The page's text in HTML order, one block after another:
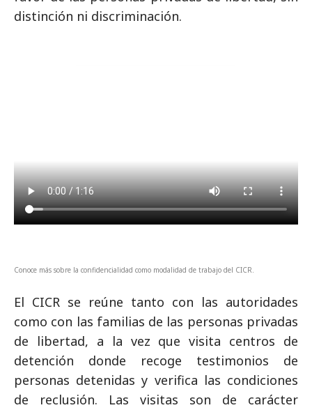
distinción ni discriminación.
Conoce más sobre la confidencialidad como modalidad de trabajo del CICR.
El CICR se reúne tanto con las autoridades
como con las familias de las personas privadas
de libertad, a la vez que visita centros de
detención donde recoge testimonios de
personas detenidas y verifica las condiciones
de reclusión. Las visitas son de carácter